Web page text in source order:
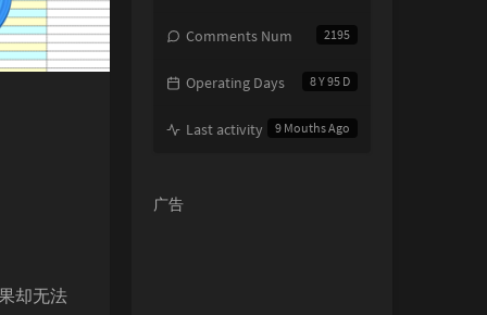
却无法
2195
Comments Num
8 Y 95 D
Operating Days
9 Mouths Ago
Last activity
广告